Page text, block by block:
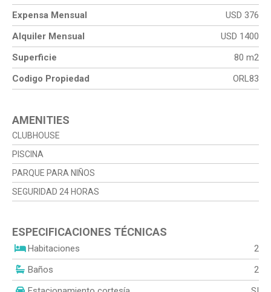
Expensa Mensual
USD 376
Alquiler Mensual
USD 1400
Superficie
80 m2
Codigo Propiedad
ORL83
AMENITIES
CLUBHOUSE
PISCINA
PARQUE PARA NIÑOS
SEGURIDAD 24 HORAS
ESPECIFICACIONES TÉCNICAS
Habitaciones
2
Baños
2